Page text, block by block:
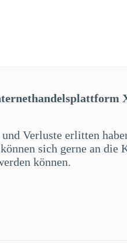
Verluste erlitten
sich gerne an die
können.